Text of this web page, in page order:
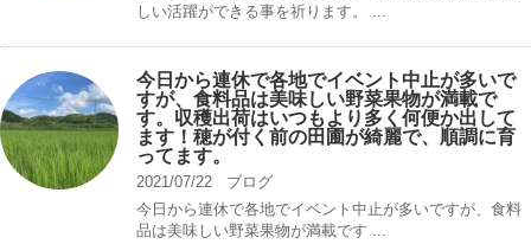
しい活躍ができる事を祈ります。 ...
今日から連休で各地でイベント中止が多いで
すが、食料品は美味しい野菜果物が満載で
す。収穫出荷はいつもより多く何便か出して
ます！穂が付く前の田圃が綺麗で、順調に育
ってます。
2021/07/22
ブログ
今日から連休で各地でイベント中止が多いですが、食料
品は美味しい野菜果物が満載です ...